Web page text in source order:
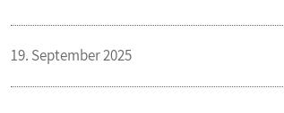
MITGLIEDSCHAFT & SERVICE
19. September 2025